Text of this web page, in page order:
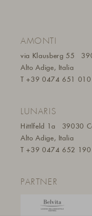
AMONTI
via Klausberg 55
Alto Adige, Italia
T+39 0474 651 010
LUNARIS
Hittlfeld 1a
39030
Alto Adige, Italia
T+39 0474 652 190
PARTNER